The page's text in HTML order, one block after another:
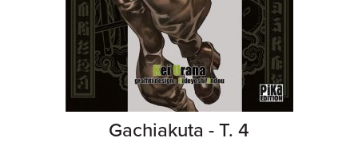
Gachiakuta - T. 4